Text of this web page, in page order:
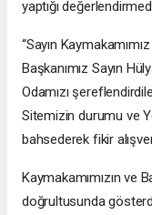
yaptığı
“Sayın
Başkanımız Sayın
Odamızı
Sitemizin durumu ve
bahsederek fikir
Kaymakamımızın ve
doğrultusunda